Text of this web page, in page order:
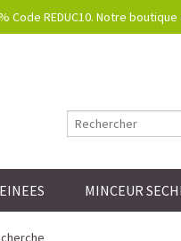
Code REDUC10. Notre
MINCEUR